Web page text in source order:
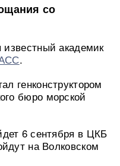
со
известный академик
.
генконструктором
бюро морской
6 сентября в ЦКБ
на Волковском